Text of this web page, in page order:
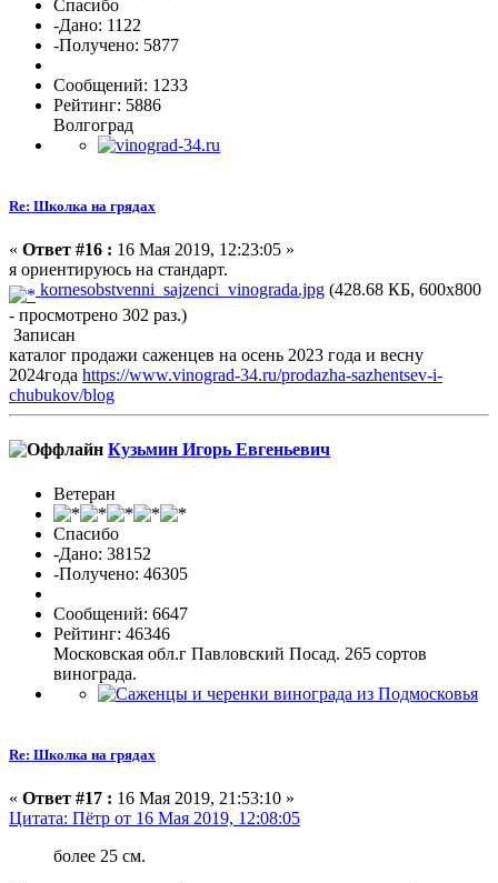
Спасибо
-Дано: 1122
-Получено: 5877
Сообщений: 1233
Рейтинг: 5886
Волгоград
Re: Школка на грядах
« Ответ #16 : 16 Мая 2019, 12:23:05 »
я ориентируюсь на стандарт.
kornesobstvenni_sajzenci_vinograda.jpg (428.68 КБ, 600x800
- просмотрено 302 раз.)
Записан
каталог продажи саженцев на осень 2023 года и весну
2024года https://www.vinograd-34.ru/prodazha-sazhentsev-i-
chubukov/blog
Кузьмин Игорь Евгеньевич
Ветеран
Спасибо
-Дано: 38152
-Получено: 46305
Сообщений: 6647
Рейтинг: 46346
Московская обл.г Павловский Посад. 265 сортов
винограда.
Re: Школка на грядах
« Ответ #17 : 16 Мая 2019, 21:53:10 »
Цитата: Пётр от 16 Мая 2019, 12:08:05
более 25 см.